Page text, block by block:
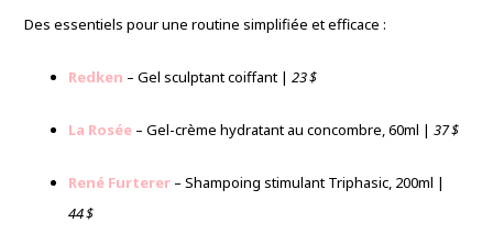
Des essentiels pour une routine simplifiée et efficace :
Redken – Gel sculptant coiffant |23 $
La Rosée – Gel-crème hydratant au concombre, 60ml |37 $
René Furterer – Shampoing stimulant Triphasic, 200ml |
44 $